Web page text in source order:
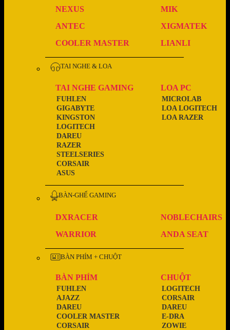
NEXUS
MIK
ANTEC
XIGMATEK
COOLER MASTER
LIANLI
TAI NGHE & LOA
TAI NGHE GAMING
ASUS
CORSAIR
STEELSERIES
RAZER
DAREU
LOGITECH
KINGSTON
GIGABYTE
FUHLEN
LOA PC
LOA RAZER
LOA LOGITECH
MICROLAB
BÀN-GHẾ GAMING
DXRACER
NOBLECHAIRS
WARRIOR
ANDA SEAT
BÀN PHÍM + CHUỘT
BÀN PHÍM
CORSAIR
COOLER MASTER
DAREU
AJAZZ
FUHLEN
CHUỘT
ZOWIE
E-DRA
DAREU
CORSAIR
LOGITECH